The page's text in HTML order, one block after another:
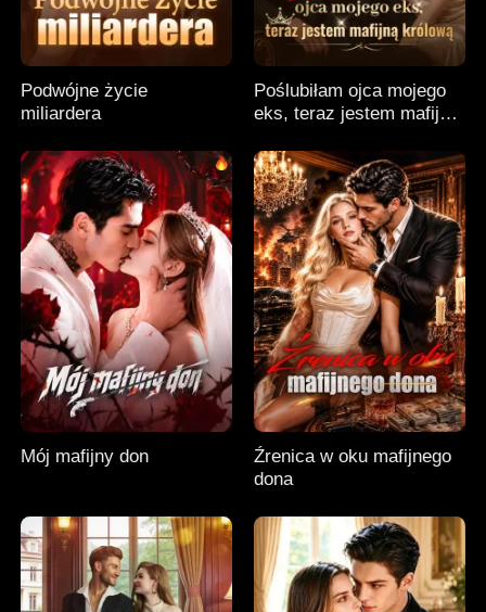
Podwójne życie
miliardera
Poślubiłam ojca mojego
eks, teraz jestem mafijną
Mój mafijny don
Źrenica w oku mafijnego
dona